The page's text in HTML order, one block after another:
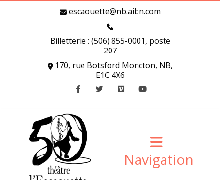
escaouette@nb.aibn.com
Billetterie : (506) 855-0001, poste
207
170, rue Botsford Moncton, NB,
E1C 4X6
Navigation